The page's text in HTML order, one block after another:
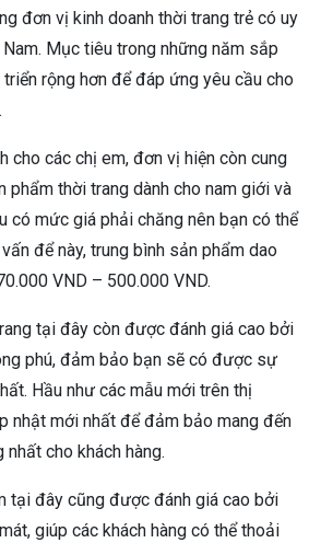
đơn vị kinh doanh thời trang trẻ có uy
Mục tiêu trong những năm sắp
rộng hơn để đáp ứng yêu cầu cho
cho các chị em, đơn vị hiện còn cung
phẩm thời trang dành cho nam giới và
có mức giá phải chăng nên bạn có thể
để này, trung bình sản phẩm dao
VND – 500.000 VND.
tại đây còn được đánh giá cao bởi
phú, đảm bảo bạn sẽ có được sự
Hầu như các mẫu mới trên thị
nhật mới nhất để đảm bảo mang đến
cho khách hàng.
tại đây cũng được đánh giá cao bởi
giúp các khách hàng có thể thoải